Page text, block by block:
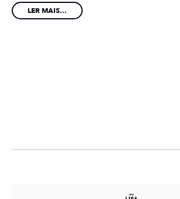
LER MAIS...